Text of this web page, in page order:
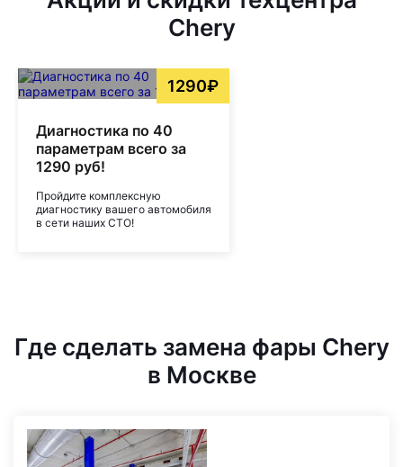
Chery
1290₽
Диагностика по 40
параметрам всего за
1290 руб!
Пройдите комплексную
диагностику вашего автомобиля
в сети наших СТО!
Где сделать замена фары Chery
в Москве